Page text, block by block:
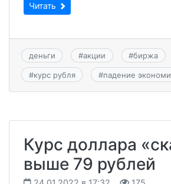
Читать
деньги #акции #биржа
#курс рубля #падение
Курс доллара
выше 79 рублей